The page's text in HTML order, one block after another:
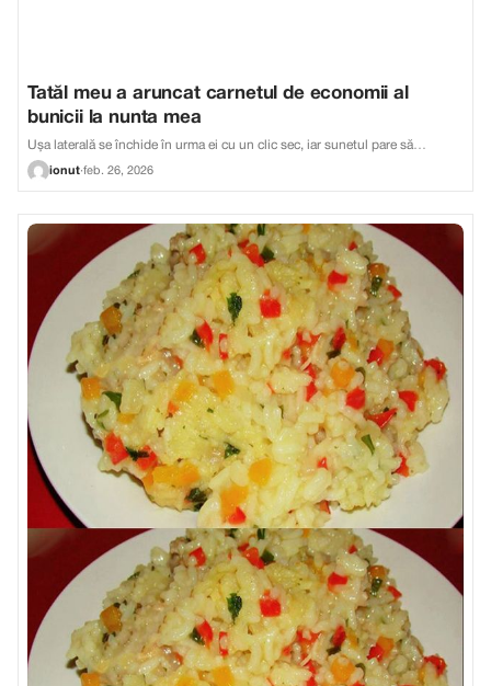
Tatăl meu a aruncat carnetul de economii al
bunicii la nunta mea
Ușa laterală se închide în urma ei cu un clic sec, iar sunetul pare să…
ionut·feb. 26, 2026